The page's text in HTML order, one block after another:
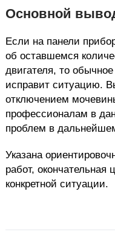
Основной
Если на панели
об оставшемся
двигателя, то
исправит ситуацию.
отключением
профессионалам в
проблем в
Указана
работ, окончательная
конкретной ситуации.